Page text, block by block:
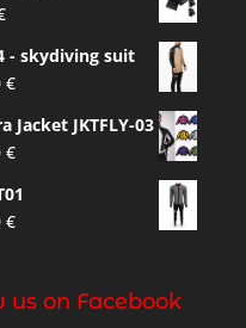
- skydiving suit
€
Jacket JKTFLY-03
€
€
us on Facebook